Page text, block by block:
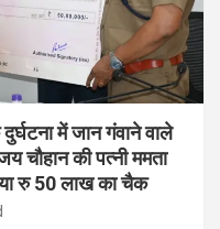
में जान गंवाने वाले
चौहान की पत्नी ममता
रु 50 लाख का चैक